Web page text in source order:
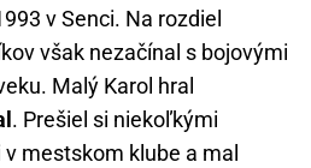
v Senci. Na rozdiel
však nezačínal s bojovými
Malý Karol hral
. Prešiel si niekoľkými
mestskom klube a mal